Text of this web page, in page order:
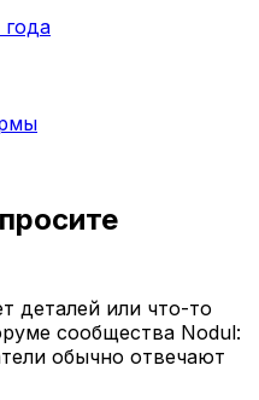
деталей или что-то
сообщества Nodul:
обычно отвечают